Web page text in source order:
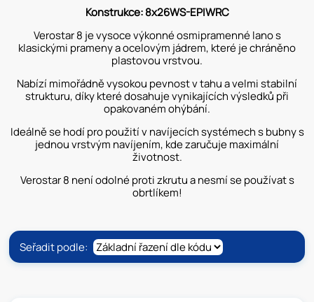
Konstrukce: 8x26WS-EPIWRC
Verostar 8 je vysoce výkonné osmipramenné lano s
klasickými prameny a ocelovým jádrem, které je chráněno
plastovou vrstvou.
Nabízí mimořádně vysokou pevnost v tahu a velmi stabilní
strukturu, díky které dosahuje vynikajících výsledků při
opakovaném ohýbání.
Ideálně se hodí pro použití v navíjecích systémech s bubny s
jednou vrstvým navíjením, kde zaručuje maximální
životnost.
Verostar 8 není odolné proti zkrutu a nesmí se používat s
obrtlíkem!
Seřadit podle: